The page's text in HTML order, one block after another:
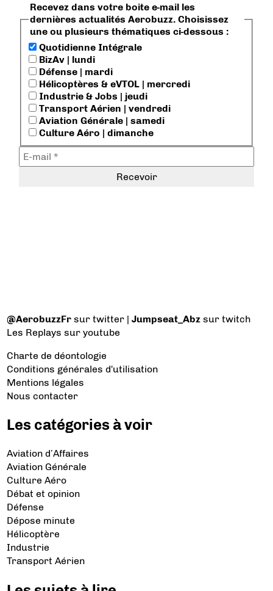
Recevez dans votre boite e-mail les
dernières actualités Aerobuzz. Choisissez
une ou plusieurs thématiques ci-dessous :
Quotidienne Intégrale
BizAv | lundi
Défense | mardi
Hélicoptères & eVTOL | mercredi
Industrie & Jobs | jeudi
Transport Aérien | vendredi
Aviation Générale | samedi
Culture Aéro | dimanche
@AerobuzzFr sur twitter |Jumpseat_Abz sur twitch
Les Replays sur youtube
Charte de déontologie
Conditions générales d'utilisation
Mentions légales
Nous contacter
Les catégories à voir
Aviation d’Affaires
Aviation Générale
Culture Aéro
Débat et opinion
Défense
Dépose minute
Hélicoptère
Industrie
Transport Aérien